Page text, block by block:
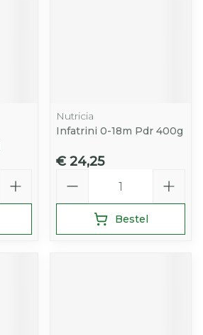
Nutricia
Infatrini 0-18m Pdr 400g
€ 24,25
Bestel